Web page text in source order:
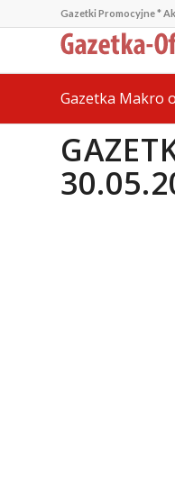
Gazetki Promocyjne *
Gazetka Makro